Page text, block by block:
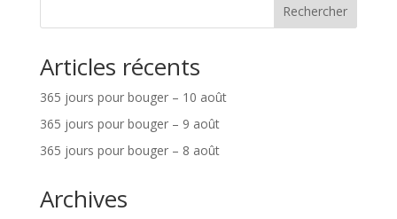
Rechercher
Articles récents
365 jours pour bouger – 10 août
365 jours pour bouger – 9 août
365 jours pour bouger – 8 août
Archives